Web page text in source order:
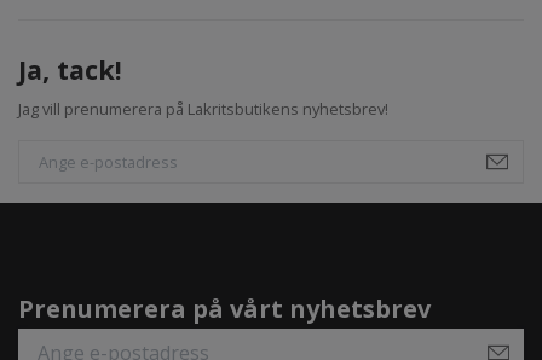
Ja, tack!
Jag vill prenumerera på Lakritsbutikens nyhetsbrev!
Prenumerera på vårt nyhetsbrev